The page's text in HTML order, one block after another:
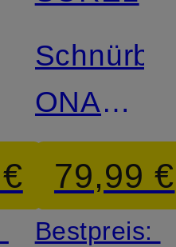
ONA
AVE™
ALPINE
79,99 €
Bestpreis: